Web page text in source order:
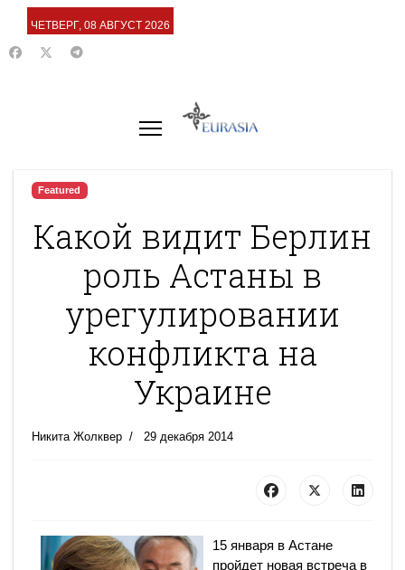
ЧЕТВЕРГ, 08 АВГУСТ 2026
Featured
Какой видит Берлин
роль Астаны в
урегулировании
конфликта на
Украине
Никита Жолквер 29 декабря 2014
15 января в Астане
пройдет новая встреча в